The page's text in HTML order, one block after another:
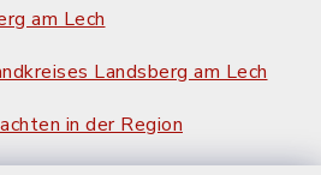
am Lech
Landsberg am Lech
in der Region